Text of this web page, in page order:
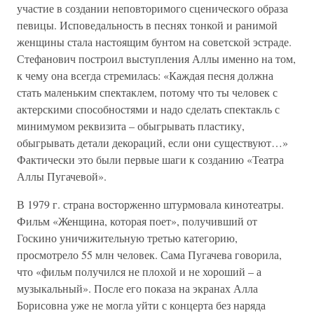
участие в создании неповторимого сценического образа
певицы. Исповедальность в песнях тонкой и ранимой
женщины стала настоящим бунтом на советской эстраде.
Стефанович построил выступления Аллы именно на том,
к чему она всегда стремилась: «Каждая песня должна
стать маленьким спектаклем, потому что ты человек с
актерскими способностями и надо сделать спектакль с
минимумом реквизита – обыгрывать пластику,
обыгрывать детали декораций, если они существуют…»
Фактически это были первые шаги к созданию «Театра
Аллы Пугачевой».
В 1979 г. страна восторженно штурмовала кинотеатры.
Фильм «Женщина, которая поет», получивший от
Госкино уничижительную третью категорию,
просмотрело 55 млн человек. Сама Пугачева говорила,
что «фильм получился не плохой и не хороший – а
музыкальный». После его показа на экранах Алла
Борисовна уже не могла уйти с концерта без наряда